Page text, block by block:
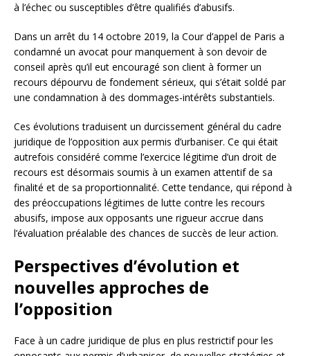
à l’échec ou susceptibles d’être qualifiés d’abusifs.
Dans un arrêt du 14 octobre 2019, la Cour d’appel de Paris a
condamné un avocat pour manquement à son devoir de
conseil après qu’il eut encouragé son client à former un
recours dépourvu de fondement sérieux, qui s’était soldé par
une condamnation à des dommages-intérêts substantiels.
Ces évolutions traduisent un durcissement général du cadre
juridique de l’opposition aux permis d’urbaniser. Ce qui était
autrefois considéré comme l’exercice légitime d’un droit de
recours est désormais soumis à un examen attentif de sa
finalité et de sa proportionnalité. Cette tendance, qui répond à
des préoccupations légitimes de lutte contre les recours
abusifs, impose aux opposants une rigueur accrue dans
l’évaluation préalable des chances de succès de leur action.
Perspectives d’évolution et
nouvelles approches de
l’opposition
Face à un cadre juridique de plus en plus restrictif pour les